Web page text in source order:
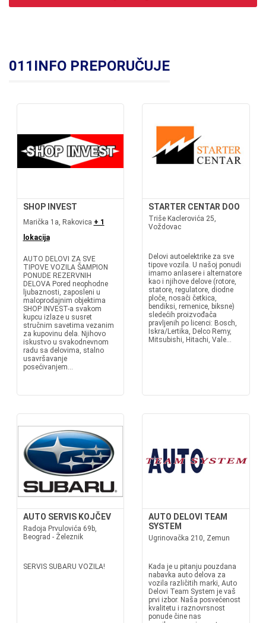
011INFO PREPORUČUJE
SHOP INVEST
Marička 1a, Rakovica + 1
lokacija
AUTO DELOVI ZA SVE
TIPOVE VOZILA ŠAMPION
PONUDE REZERVNIH
DELOVA Pored neophodne
ljubaznosti, zaposleni u
maloprodajnim objektima
SHOP INVEST-a svakom
kupcu izlaze u susret
stručnim savetima vezanim
za kupovinu dela. Njihovo
iskustvo u svakodnevnom
radu sa delovima, stalno
usavršavanje
posećivanjem...
STARTER CENTAR DOO
Triše Kaclerovića 25,
Voždovac
Delovi autoelektrike za sve
tipove vozila. U našoj ponudi
imamo anlasere i alternatore
kao i njihove delove (rotore,
statore, regulatore, diodne
ploče, nosači četkica,
bendiksi, remenice, biksne)
sledećih proizvođača
pravljenih po licenci: Bosch,
Iskra/Lertika, Delco Remy,
Mitsubishi, Hitachi, Vale...
AUTO SERVIS KOJČEV
Radoja Prvulovića 69b,
Beograd - Železnik
SERVIS SUBARU VOZILA!
AUTO DELOVI TEAM
SYSTEM
Ugrinovačka 210, Zemun
Kada je u pitanju pouzdana
nabavka auto delova za
vozila različitih marki, Auto
Delovi Team System je vaš
prvi izbor. Naša posvećenost
kvalitetu i raznovrsnost
ponude čine nas